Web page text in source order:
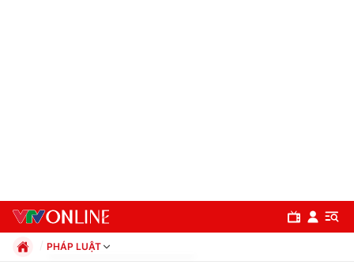
PHÁP LUẬT